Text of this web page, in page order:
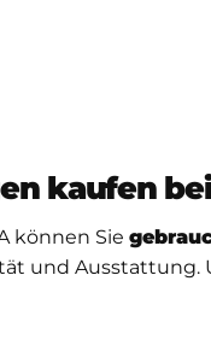
kaufen
können Sie
und Ausstattung.